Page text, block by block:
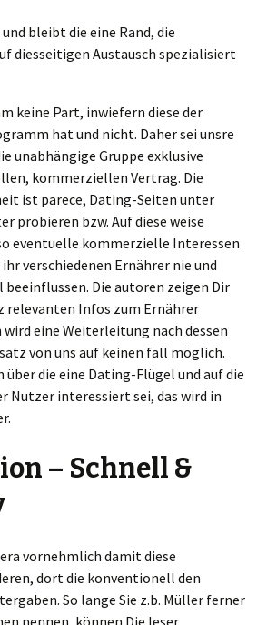
bleibt die eine Rand, die
diesseitigen Austausch spezialisiert
keine Part, inwiefern diese der
hat und nicht. Daher sei unsre
unabhängige Gruppe exklusive
kommerziellen Vertrag. Die
ist parece, Dating-Seiten unter
probieren bzw. Auf diese weise
eventuelle kommerzielle Interessen
verschiedenen Ernährer nie und
Die autoren zeigen Dir
relevanten Infos zum Ernährer
eine Weiterleitung nach dessen
von uns auf keinen fall möglich.
über die eine Dating-Flügel und auf die
Nutzer interessiert sei, das wird in
– Schnell &
vornehmlich damit diese
dort die konventionell den
So lange Sie z.b. Müller ferner
nennen, können Die leser